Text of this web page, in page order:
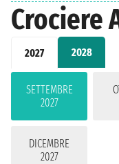
Crociere
2027 2028
SETTEMBRE
2027
DICEMBRE
2027